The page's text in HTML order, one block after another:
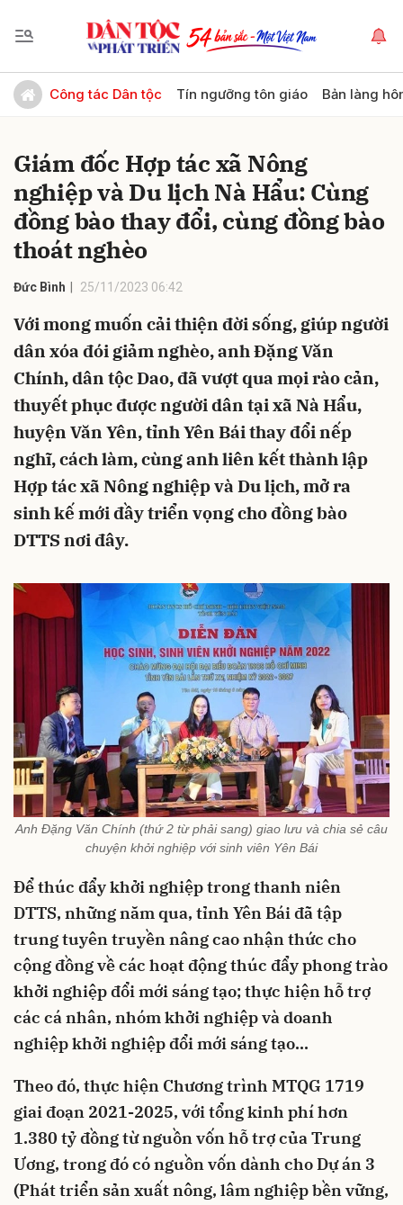
Công tác Dân tộc Tín ngưỡng tôn giáo Bản làng
Giám đốc Hợp tác xã Nông
nghiệp và Du lịch Nà Hẩu: Cùng
đồng bào thay đổi, cùng đồng bào
thoát nghèo
Đức Bình 25/11/2023 06:42
Với mong muốn cải thiện đời sống, giúp người
dân xóa đói giảm nghèo, anh Đặng Văn
Chính, dân tộc Dao, đã vượt qua mọi rào cản,
thuyết phục được người dân tại xã Nà Hẩu,
huyện Văn Yên, tỉnh Yên Bái thay đổi nếp
nghĩ, cách làm, cùng anh liên kết thành lập
Hợp tác xã Nông nghiệp và Du lịch, mở ra
sinh kế mới đầy triển vọng cho đồng bào
DTTS nơi đây.
Anh Đặng Văn Chính (thứ 2 từ phải sang) giao lưu và chia sẻ câu
chuyện khởi nghiệp với sinh viên Yên Bái
Để thúc đẩy khởi nghiệp trong thanh niên
DTTS, những năm qua, tỉnh Yên Bái đã tập
trung tuyên truyền nâng cao nhận thức cho
cộng đồng về các hoạt động thúc đẩy phong trào
khởi nghiệp đổi mới sáng tạo; thực hiện hỗ trợ
các cá nhân, nhóm khởi nghiệp và doanh
nghiệp khởi nghiệp đổi mới sáng tạo...
Theo đó, thực hiện Chương trình MTQG 1719
giai đoạn 2021-2025, với tổng kinh phí hơn
1.380 tỷ đồng từ nguồn vốn hỗ trợ của Trung
Ương, trong đó có nguồn vốn dành cho Dự án 3
(Phát triển sản xuất nông, lâm nghiệp bền vững,
Gửi bình luận